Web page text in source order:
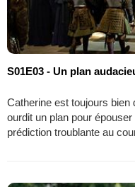
S01E03 - Un plan
Catherine est toujours bien
ourdit un plan pour
prédiction troublante au